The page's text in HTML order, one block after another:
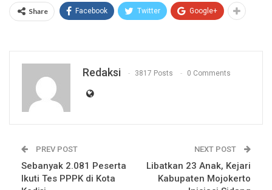
Share Facebook Twitter Google+
Redaksi 3817 Posts 0 Comments
PREV POST
Sebanyak 2.081 Peserta
Ikuti Tes PPPK di Kota
NEXT POST
Libatkan 23 Anak, Kejari
Kabupaten Mojokerto